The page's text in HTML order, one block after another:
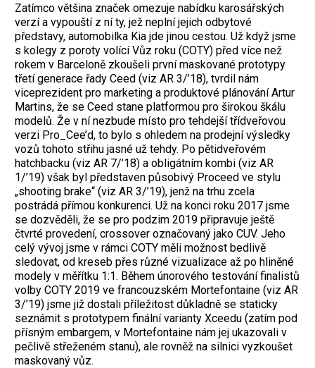
Zatímco většina značek omezuje nabídku karosářských
verzí a vypouští z ní ty, jež neplní jejich odbytové
představy, automobilka Kia jde jinou cestou. Už když jsme
s kolegy z poroty volící Vůz roku (COTY) před více než
rokem v Barceloně zkoušeli první maskované prototypy
třetí generace řady Ceed (viz AR 3/’18), tvrdil nám
viceprezident pro marketing a produktové plánování Artur
Martins, že se Ceed stane platformou pro širokou škálu
modelů. Že v ní nezbude místo pro tehdejší třídveřovou
verzi Pro_Cee’d, to bylo s ohledem na prodejní výsledky
vozů tohoto střihu jasné už tehdy. Po pětidveřovém
hatchbacku (viz AR 7/’18) a obligátním kombi (viz AR
1/’19) však byl představen působivý Proceed ve stylu
„shooting brake“ (viz AR 3/’19), jenž na trhu zcela
postrádá přímou konkurenci. Už na konci roku 2017 jsme
se dozvěděli, že se pro podzim 2019 připravuje ještě
čtvrté provedení, crossover označovaný jako CUV. Jeho
celý vývoj jsme v rámci COTY měli možnost bedlivě
sledovat, od kreseb přes různé vizualizace až po hliněné
modely v měřítku 1:1. Během únorového testování finalistů
volby COTY 2019 ve francouzském Mortefontaine (viz AR
3/’19) jsme již dostali příležitost důkladně se staticky
seznámit s prototypem finální varianty Xceedu (zatím pod
přísným embargem, v Mortefontaine nám jej ukazovali v
pečlivě střeženém stanu), ale rovněž na silnici vyzkoušet
maskovaný vůz.